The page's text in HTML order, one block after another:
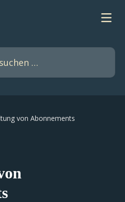
von Abonnements